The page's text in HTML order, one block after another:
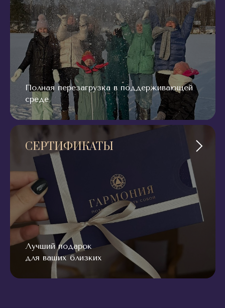
Полная перезагрузка в поддерживающей
среде
СЕРТИФИКАТЫ
Лучший подарок
для ваших близких